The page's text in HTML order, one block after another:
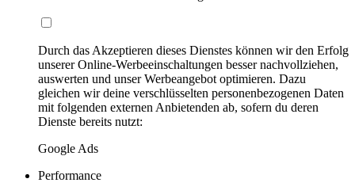
Durch das Akzeptieren dieses Dienstes können wir den Erfolg
unserer Online-Werbeeinschaltungen besser nachvollziehen,
auswerten und unser Werbeangebot optimieren. Dazu
gleichen wir deine verschlüsselten personenbezogenen Daten
mit folgenden externen Anbietenden ab, sofern du deren
Dienste bereits nutzt:
Google Ads
Performance